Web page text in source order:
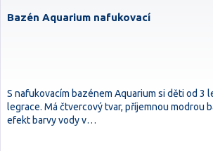
Bazén Aquarium nafukovací
S nafukovacím bazénem Aquarium si děti od 3
legrace. Má čtvercový tvar, příjemnou modrou
efekt barvy vody v…